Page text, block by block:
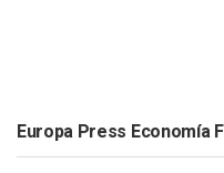
Europa Press Economía